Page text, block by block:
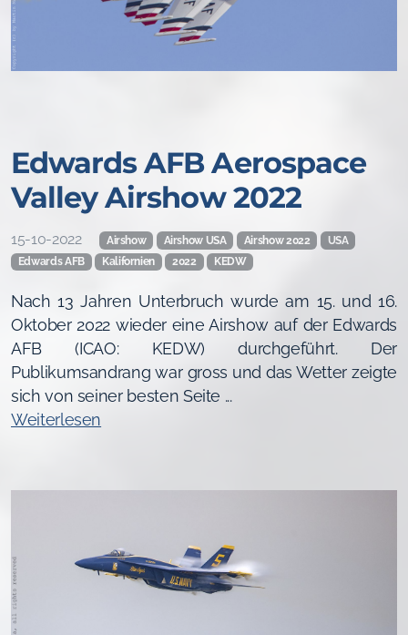
Edwards AFB Aerospace
Valley Airshow 2022
15-10-2022 Airshow Airshow USA Airshow 2022
USA
Edwards AFB
Kalifornien 2022 KEDW
Nach 13 Jahren Unterbruch wurde am 15. und 16.
Oktober 2022 wieder eine Airshow auf der Edwards
AFB (ICAO: KEDW) durchgeführt. Der
Publikumsandrang war gross und das Wetter zeigte
sich von seiner besten Seite ...
Weiterlesen